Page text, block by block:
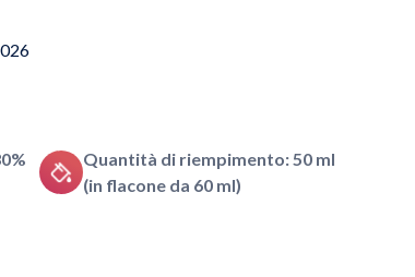
Quantità di riempimento: 50 ml
(in flacone da 60 ml)